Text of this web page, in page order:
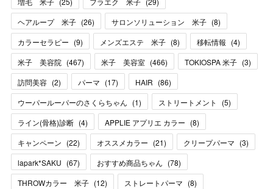
ヘアループ 米子 (26) サロンソリューション 米子 (8)
カラーセラピー (9) メンズエステ 米子 (8) 移転情報 (4)
米子 美容院 (467) 米子 美容室 (466) TOKIOSPA 米子 (3)
訪問美容 (2) パーマ (17) HAIR (86)
ウーパールーパーのさくらちゃん (1) ストリートメント (5)
ライン(骨格)診断 (4) APPLIE アプリエ カラー (8)
キャンペーン (22) オススメカラー (21) クリープパーマ (3)
lapark*SAKU (67) おすすめ商品ちゃん (78)
THROWカラー 米子 (12) ストレートパーマ (8)